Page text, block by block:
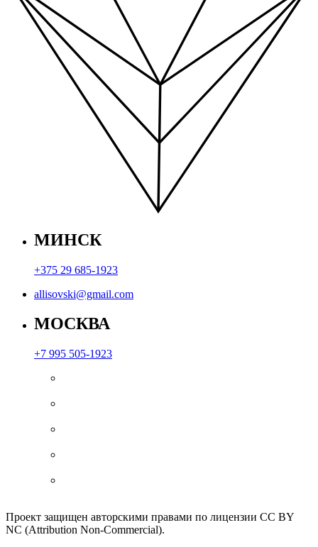
МИНСК
+375 29 685-1923
allisovski@gmail.com
МОСКВА
+7 995 505-1923
Проект защищен авторскими правами по лицензии CC BY
NC (Attribution Non-Commercial).